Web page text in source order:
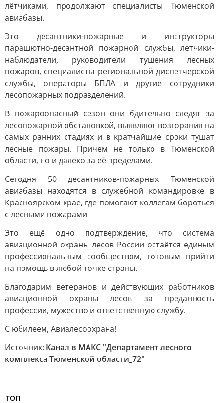
лётчиками, продолжают специалисты Тюменской
авиабазы.
Это десантники-пожарные и инструкторы
парашютно-десантной пожарной службы, летчики-
наблюдатели, руководители тушения лесных
пожаров, специалисты региональной диспетчерской
службы, операторы БПЛА и другие сотрудники
лесопожарных подразделений.
В пожароопасный сезон они бдительно следят за
лесопожарной обстановкой, выявляют возгорания на
самых ранних стадиях и в кратчайшие сроки тушат
лесные пожары. Причем не только в Тюменской
области, но и далеко за её пределами.
Сегодня 50 десантников-пожарных Тюменской
авиабазы находятся в служебной командировке в
Красноярском крае, где помогают коллегам бороться
с лесными пожарами.
Это ещё одно подтверждение, что система
авиационной охраны лесов России остаётся единым
профессиональным сообществом, готовым прийти
на помощь в любой точке страны.
Благодарим ветеранов и действующих работников
авиационной охраны лесов за преданность
профессии, мужество и ответственную службу.
С юбилеем, Авиалесоохрана!
Источник: Канал в МАКС "Департамент лесного
комплекса Тюменской области_72"
ТОП